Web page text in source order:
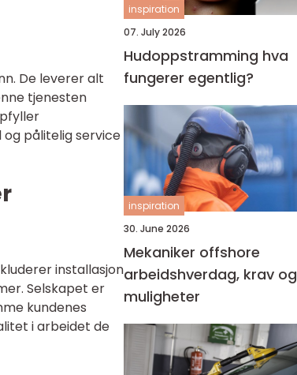
De leverer alt
tjenesten
pålitelig service
installasjon
Selskapet er
kundenes
i arbeidet de
inspiration
07. July 2026
Hudoppstramming hva
fungerer egentlig?
inspiration
30. June 2026
Mekaniker offshore
arbeidshverdag, krav og
muligheter